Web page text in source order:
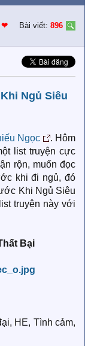
❤︎ Bài viết: 896
Ngủ Siêu
Ngọc
. Hôm
list truyện cực
rộn, muốn đọc
khi đi ngủ, đó
Khi Ngủ Siêu
truyện này với
Bại
HE, Tình cảm,